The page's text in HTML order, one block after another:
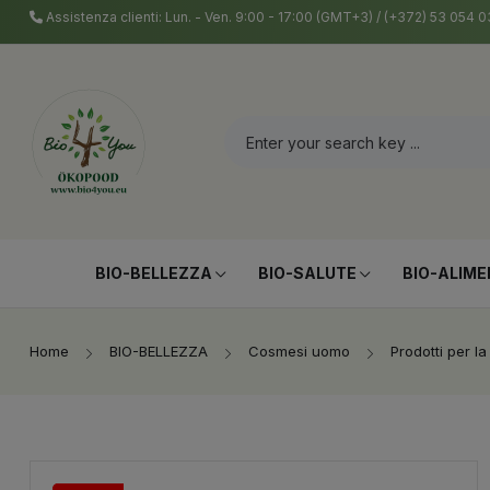
Assistenza clienti: Lun. - Ven. 9:00 - 17:00 (GMT+3) / (+372) 53 054
BIO-BELLEZZA BIO-SALUTE BIO-
Home BIO-BELLEZZA Cosmesi uomo Prodotti per